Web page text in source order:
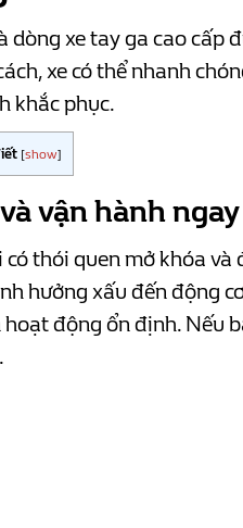
dòng xe tay ga cao cấp
xe có thể nhanh
khắc phục.
[show]
vận hành
có thói quen mở khóa
hưởng xấu đến động
hoạt động ổn định. Nếu